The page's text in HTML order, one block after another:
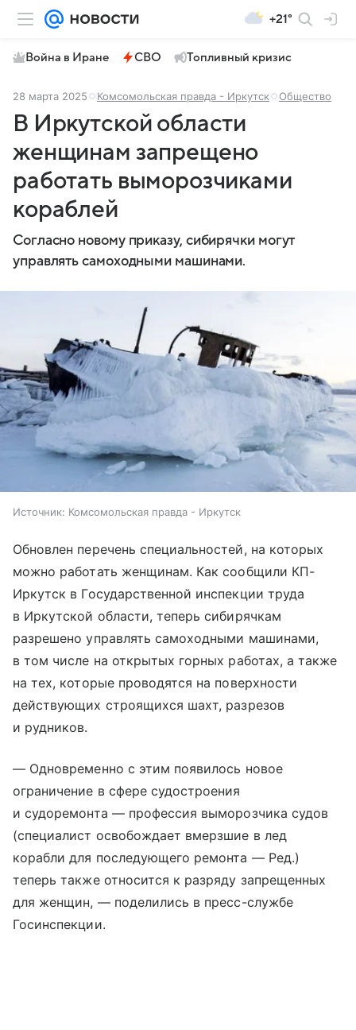
+21°
Война в Иране СВО Топливный кризис
28 марта 2025 Комсомольская правда - Иркутск Общество
В Иркутской области
женщинам запрещено
работать выморозчиками
кораблей
Согласно новому приказу, сибирячки могут
управлять самоходными машинами.
Источник: Комсомольская правда - Иркутск
Обновлен перечень специальностей, на которых
можно работать женщинам. Как сообщили КП-
Иркутск в Государственной инспекции труда
в Иркутской области, теперь сибирячкам
разрешено управлять самоходными машинами,
в том числе на открытых горных работах, а также
на тех, которые проводятся на поверхности
действующих строящихся шахт, разрезов
и рудников.
— Одновременно с этим появилось новое
ограничение в сфере судостроения
и судоремонта — профессия выморозчика судов
(специалист освобождает вмерзшие в лед
корабли для последующего ремонта — Ред.)
теперь также относится к разряду запрещенных
для женщин, — поделились в пресс-службе
Госинспекции.